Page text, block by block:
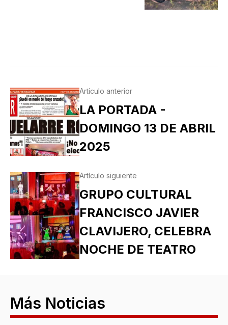
Artículo anterior
LA PORTADA -
DOMINGO 13 DE ABRIL
2025
Artículo siguiente
GRUPO CULTURAL
FRANCISCO JAVIER
CLAVIJERO, CELEBRA
NOCHE DE TEATRO
Más Noticias